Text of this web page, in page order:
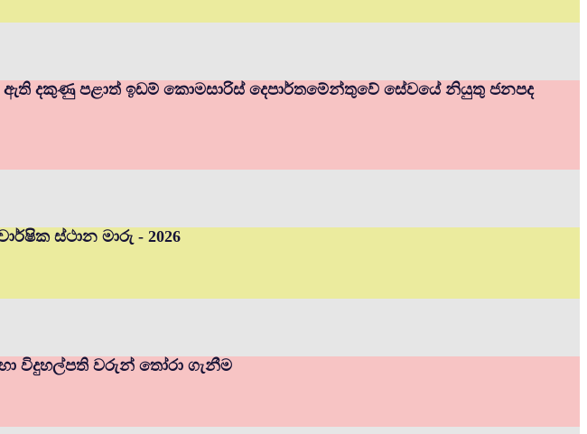
ඇති දකුණු පළාත් ඉඩම් කොමසාරිස් දෙපාර්තමේන්තුවේ සේවයේ නියුතු ජනපද
ස්ථාන මාරු - 2026
විදුහල්පති වරුන් තෝරා ගැනීම